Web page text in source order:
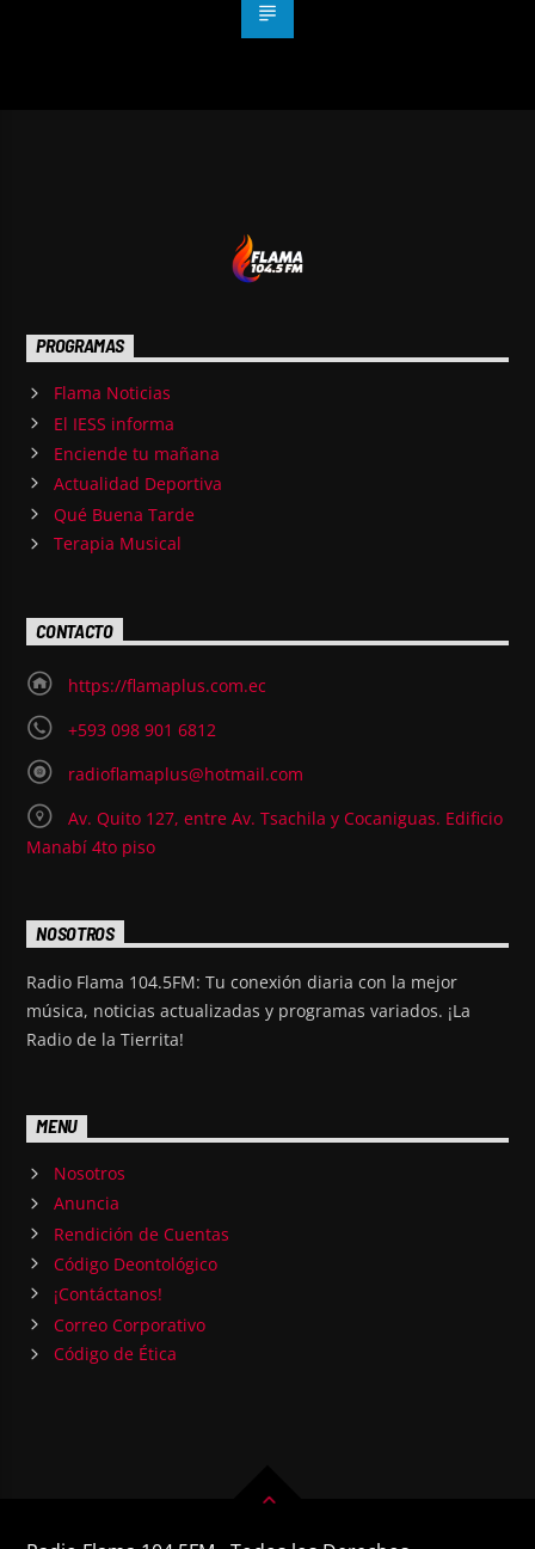
PROGRAMAS
Flama Noticias
El IESS informa
Enciende tu mañana
Actualidad Deportiva
Qué Buena Tarde
Terapia Musical
CONTACTO
https://flamaplus.com.ec
+593 098 901 6812
radioflamaplus@hotmail.com
Av. Quito 127, entre Av. Tsachila y Cocaniguas. Edificio
Manabí 4to piso
NOSOTROS
Radio Flama 104.5FM: Tu conexión diaria con la mejor
música, noticias actualizadas y programas variados. ¡La
Radio de la Tierrita!
MENU
Nosotros
Anuncia
Rendición de Cuentas
Código Deontológico
¡Contáctanos!
Correo Corporativo
Código de Ética